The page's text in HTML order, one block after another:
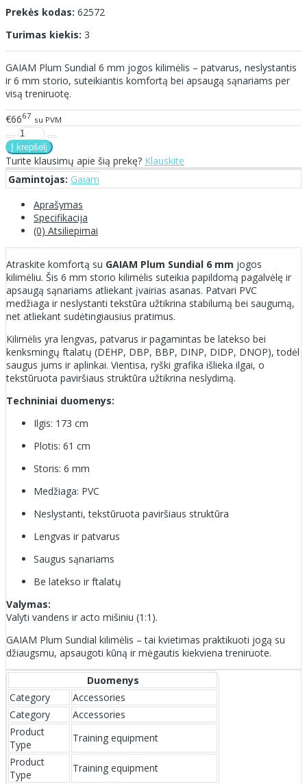
Prekės kodas: 62572
Turimas kiekis: 3
GAIAM Plum Sundial 6 mm jogos kilimėlis – patvarus, neslystantis
ir 6 mm storio, suteikiantis komfortą bei apsaugą sąnariams per
visą treniruotę.
€6667 su PVM
Turite klausimų apie šią prekę? Klauskite
Gamintojas: Gaiam
Aprašymas
Specifikacija
(0) Atsiliepimai
Atraskite komfortą su GAIAM Plum Sundial 6 mm jogos
kilimėliu. Šis 6 mm storio kilimėlis suteikia papildomą pagalvėlę ir
apsaugą sąnariams atliekant įvairias asanas. Patvari PVC
medžiaga ir neslystanti tekstūra užtikrina stabilumą bei saugumą,
net atliekant sudėtingiausius pratimus.
Kilimėlis yra lengvas, patvarus ir pagamintas be latekso bei
kenksmingų ftalatų (DEHP, DBP, BBP, DINP, DIDP, DNOP), todėl
saugus jums ir aplinkai. Vientisa, ryški grafika išlieka ilgai, o
tekstūruota paviršiaus struktūra užtikrina neslydimą.
Techniniai duomenys:
Ilgis: 173 cm
Plotis: 61 cm
Storis: 6 mm
Medžiaga: PVC
Neslystanti, tekstūruota paviršiaus struktūra
Lengvas ir patvarus
Saugus sąnariams
Be latekso ir ftalatų
Valymas:
Valyti vandens ir acto mišiniu (1:1).
GAIAM Plum Sundial kilimėlis – tai kvietimas praktikuoti jogą su
džiaugsmu, apsaugoti kūną ir mėgautis kiekviena treniruote.
Duomenys
Category
Accessories
Category
Accessories
Product
Type
Training equipment
Product
Type
Training equipment